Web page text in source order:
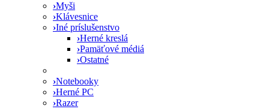
›Myši
›Klávesnice
›Iné príslušenstvo
›Herné kreslá
›Pamäťové médiá
›Ostatné
›Notebooky
›Herné PC
›Razer